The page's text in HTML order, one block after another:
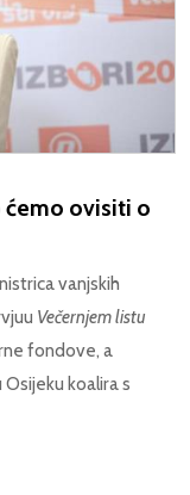
ćemo ovisiti o
vanjskih
Večernjem listu
fondove, a
koalira s